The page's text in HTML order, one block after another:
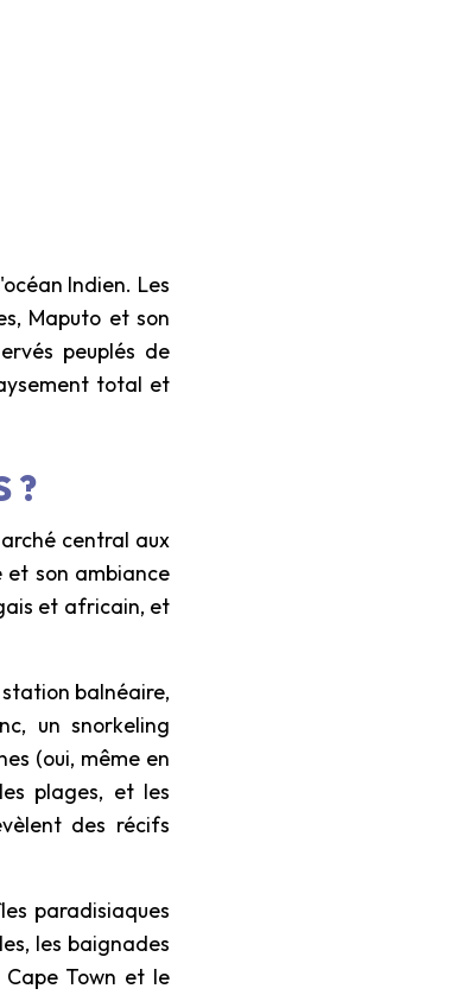
Indien. Les
Maputo et son
peuplés de
total et
?
central aux
et son ambiance
et africain, et
balnéaire,
un snorkeling
(oui, même en
plages, et les
des récifs
paradisiaques
les baignades
Town et le